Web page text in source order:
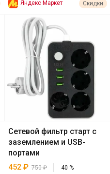
Яндекс Маркет Скидки
Сетевой фильтр старт с
заземлением и USB-
портами
452 ₽ 750₽ 40 %